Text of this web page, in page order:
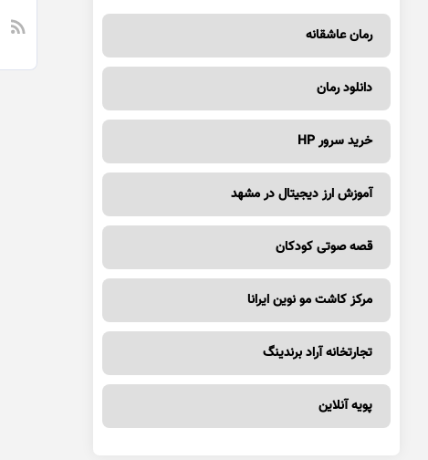
رمان عاشقانه
دانلود رمان
خرید سرور HP
آموزش ارز دیجیتال در مشهد
قصه صوتی کودکان
مرکز کاشت مو نوین ایرانا
تجارتخانه آراد برندینگ
پویه آنلاین